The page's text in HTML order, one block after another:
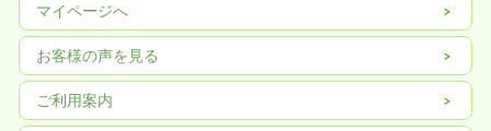
マイページへ
お客様の声を見る
ご利用案内